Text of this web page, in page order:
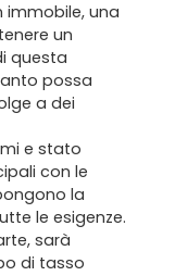
immobile, una
un
questa
possa
a dei
e stato
con le
la
le esigenze.
sarà
di tasso